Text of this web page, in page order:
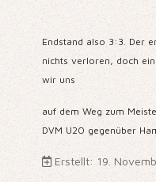
Endstand also 3:3. Der
nichts verloren, doch
wir uns
auf dem Weg zum
DVM U20 gegenüber
Erstellt: 19.